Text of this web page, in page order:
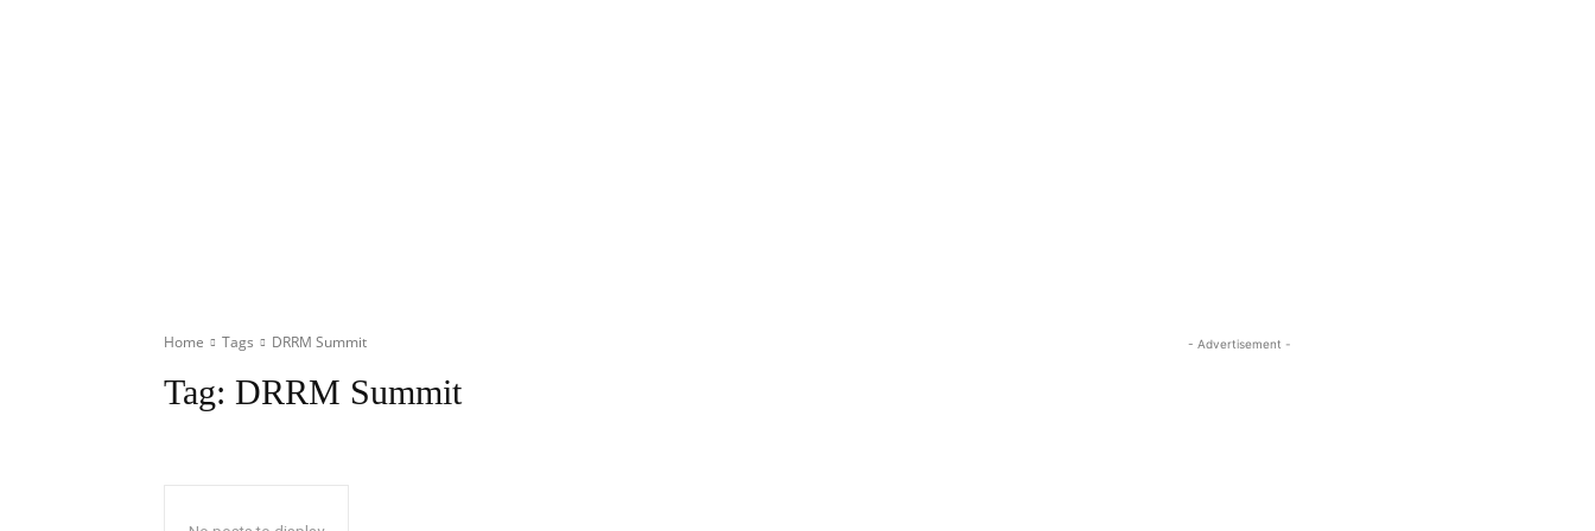
Home Tags DRRM Summit
Tag: DRRM Summit
- Advertisement -